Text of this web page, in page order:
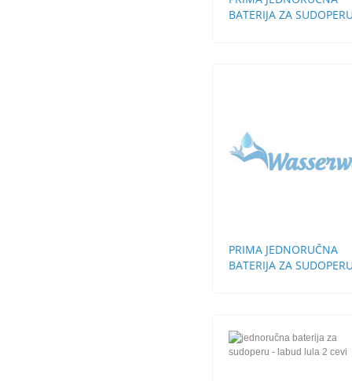
BATERIJA ZA
PRIMA JEDNORUČNA
BATERIJA ZA